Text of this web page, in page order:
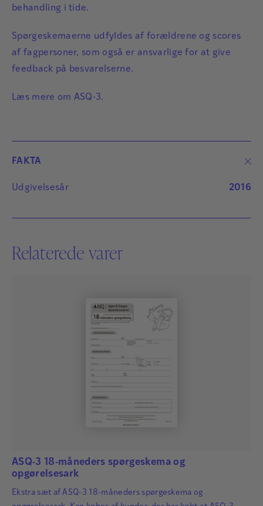
behandling i tide.
Spørgeskemaerne udfyldes af forældrene og scores
af fagpersoner, som også er ansvarlige for at give
feedback på besvarelserne.
Læs mere om ASQ-3.
FAKTA
Udgivelsesår 2016
Relaterede varer
ASQ-3 18-måneders spørgeskema og
opgørelsesark
Ekstra sæt af ASQ-3 18-måneders spørgeskema og